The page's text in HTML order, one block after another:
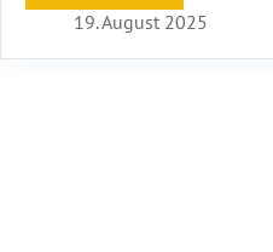
2025
19. August 2025